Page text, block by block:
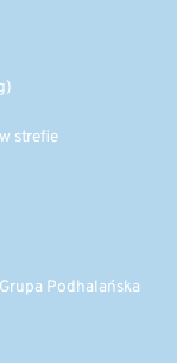
strefie
Podhalańska